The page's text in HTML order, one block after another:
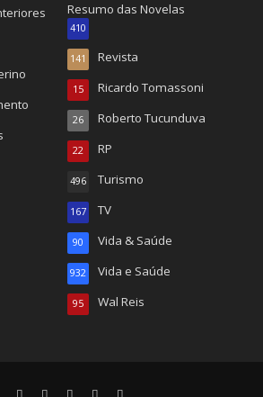
Resumo das Novelas
410
Revista
141
Ricardo Tomassoni
15
Roberto Tucunduva
26
RP
22
Turismo
496
TV
167
Vida & Saúde
90
Vida e Saúde
932
Wal Reis
95